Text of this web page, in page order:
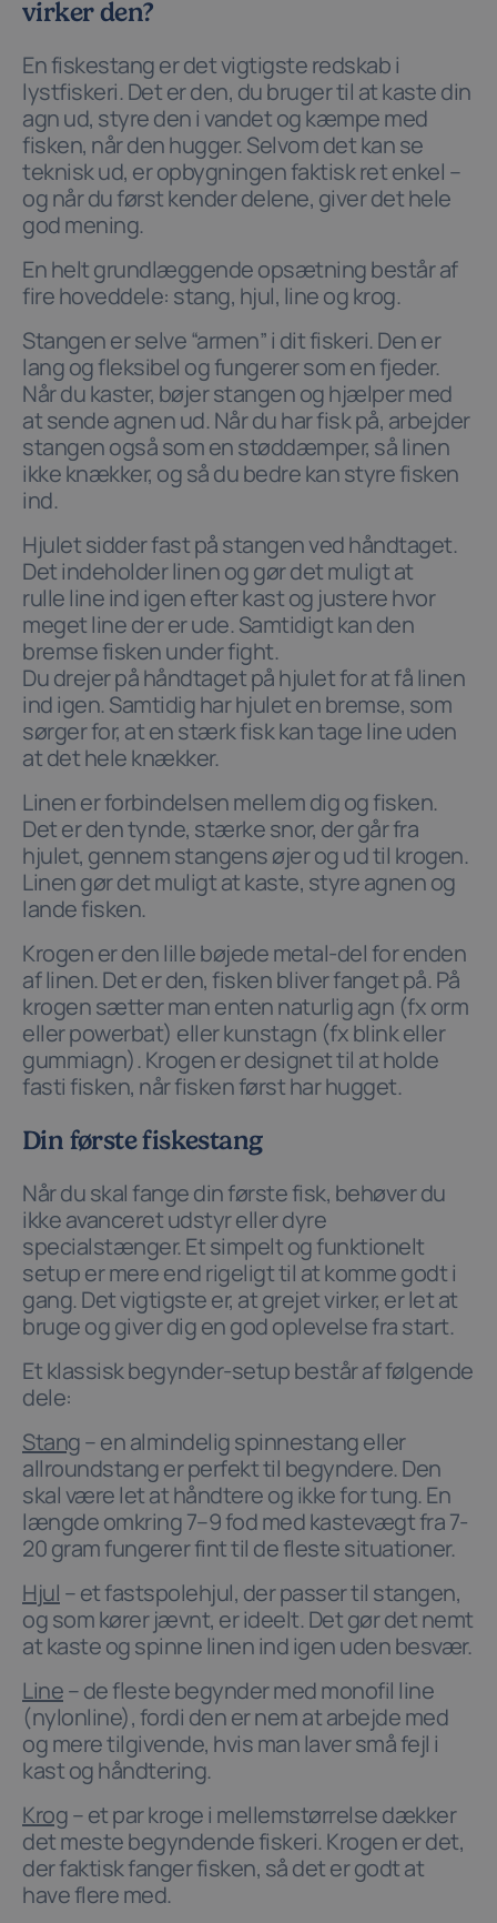
virker den?
En fiskestang er det vigtigste redskab i
lystfiskeri. Det er den, du bruger til at kaste din
agn ud, styre den i vandet og kæmpe med
fisken, når den hugger. Selvom det kan se
teknisk ud, er opbygningen faktisk ret enkel –
og når du først kender delene, giver det hele
god mening.
En helt grundlæggende opsætning består af
fire hoveddele: stang, hjul, line og krog.
Stangen er selve “armen” i dit fiskeri. Den er
lang og fleksibel og fungerer som en fjeder.
Når du kaster, bøjer stangen og hjælper med
at sende agnen ud. Når du har fisk på, arbejder
stangen også som en støddæmper, så linen
ikke knækker, og så du bedre kan styre fisken
ind.
Hjulet sidder fast på stangen ved håndtaget.
Det indeholder linen og gør det muligt at
rulle line ind igen efter kast og justere hvor
meget line der er ude. Samtidigt kan den
bremse fisken under fight.
Du drejer på håndtaget på hjulet for at få linen
ind igen. Samtidig har hjulet en bremse, som
sørger for, at en stærk fisk kan tage line uden
at det hele knækker.
Linen er forbindelsen mellem dig og fisken.
Det er den tynde, stærke snor, der går fra
hjulet, gennem stangens øjer og ud til krogen.
Linen gør det muligt at kaste, styre agnen og
lande fisken.
Krogen er den lille bøjede metal-del for enden
af linen. Det er den, fisken bliver fanget på. På
krogen sætter man enten naturlig agn (fx orm
eller powerbat) eller kunstagn (fx blink eller
gummiagn). Krogen er designet til at holde
fasti fisken, når fisken først har hugget.
Din første fiskestang
Når du skal fange din første fisk, behøver du
ikke avanceret udstyr eller dyre
specialstænger. Et simpelt og funktionelt
setup er mere end rigeligt til at komme godt i
gang. Det vigtigste er, at grejet virker, er let at
bruge og giver dig en god oplevelse fra start.
Et klassisk begynder-setup består af følgende
dele:
Stang– en almindelig spinnestang eller
allroundstang er perfekt til begyndere. Den
skal være let at håndtere og ikke for tung. En
længde omkring 7–9 fod med kastevægt fra 7-
20 gram fungerer fint til de fleste situationer.
Hjul – et fastspolehjul, der passer til stangen,
og som kører jævnt, er ideelt. Det gør det nemt
at kaste og spinne linen ind igen uden besvær.
Line– de fleste begynder med monofil line
(nylonline), fordi den er nem at arbejde med
og mere tilgivende, hvis man laver små fejl i
kast og håndtering.
Krog– et par kroge i mellemstørrelse dækker
det meste begyndende fiskeri. Krogen er det,
der faktisk fanger fisken, så det er godt at
have flere med.